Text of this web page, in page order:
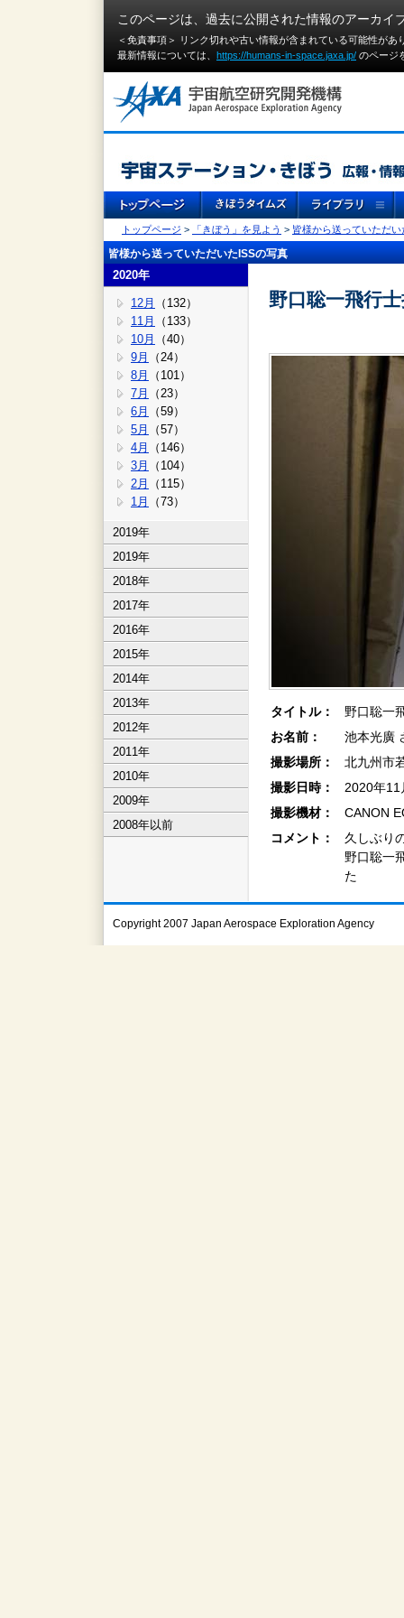
このページは、過去に公開された情報のアーカイ
＜免責事項＞ リンク切れや古い情報が含まれている可能性が
最新情報については、 https://humans-in-space.jaxa.jp/ のページ
トップページ > 「きぼう」を見よう > 皆様から送っていただい
皆様から送っていただいたISSの写真
2020年
12月
（132）
11月
（133）
10月
（40）
9月
（24）
8月
（101）
7月
（23）
6月
（59）
5月
（57）
4月
（146）
3月
（104）
2月
（115）
1月
（73）
2019年
2019年
2018年
2017年
2016年
2015年
2014年
2013年
2012年
2011年
2010年
2009年
2008年以前
野口聡一飛行
タイトル：
野口聡一
お名前：
池本光廣
撮影場所：
北九州市
撮影日時：
2020年
撮影機材：
CANON
コメント：
久しぶり
野口聡一
た
Copyright 2007 Japan Aerospace Exploration Agency